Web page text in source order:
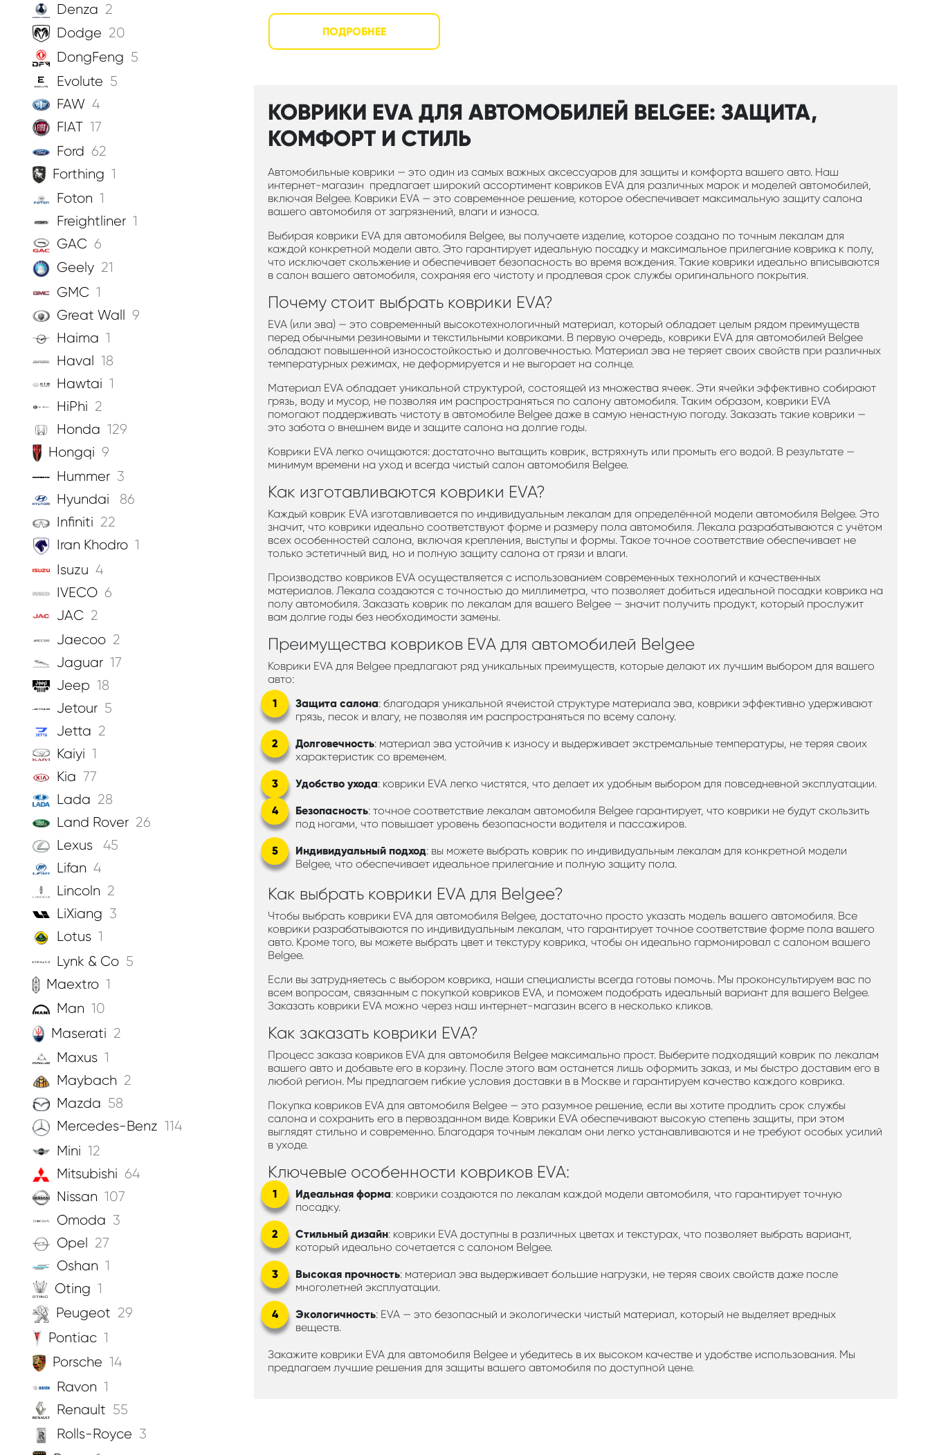
Denza 2
Dodge 20
DongFeng 5
Evolute 5
FAW 4
FIAT 17
Ford 62
Forthing 1
Foton 1
Freightliner 1
GAC 6
Geely 21
GMC 1
Great Wall 9
Haima 1
Haval 18
Hawtai 1
HiPhi 2
Honda 129
Hongqi 9
Hummer 3
Hyundai
86
Infiniti 22
Iran Khodro 1
Isuzu 4
IVECO 6
JAC 2
Jaecoo 2
Jaguar 17
Jeep 18
Jetour 5
Jetta 2
Kaiyi 1
Kia 77
Lada 28
Land Rover 26
Lexus
45
Lifan 4
Lincoln 2
LiXiang 3
Lotus 1
Lynk & Co 5
Maextro 1
Man 10
Maserati 2
Maxus 1
Maybach 2
Mazda 58
Mercedes-Benz 114
Mini 12
Mitsubishi 64
Nissan 107
Omoda 3
Opel 27
Oshan 1
Oting 1
Peugeot 29
Pontiac 1
Porsche 14
Ravon 1
Renault 55
Rolls-Royce 3
КОВРИКИ EVA ДЛЯ АВТОМОБИЛЕЙ BELGEE: ЗАЩИТА,
КОМФОРТ И СТИЛЬ
Автомобильные коврики — это один из самых важных аксессуаров для защиты и комфорта вашего авто. Наш
интернет-магазин предлагает широкий ассортимент ковриков EVA для различных марок и моделей автомобилей,
включая Belgee. Коврики EVA — это современное решение, которое обеспечивает максимальную защиту салона
вашего автомобиля от загрязнений, влаги и износа.
Выбирая коврики EVA для автомобиля Belgee, вы получаете изделие, которое создано по точным лекалам для
каждой конкретной модели авто. Это гарантирует идеальную посадку и максимальное прилегание коврика к полу,
что исключает скольжение и обеспечивает безопасность во время вождения. Такие коврики идеально вписываются
в салон вашего автомобиля, сохраняя его чистоту и продлевая срок службы оригинального покрытия.
Почему стоит выбрать коврики EVA?
EVA (или эва) — это современный высокотехнологичный материал, который обладает целым рядом преимуществ
перед обычными резиновыми и текстильными ковриками. В первую очередь, коврики EVA для автомобилей Belgee
обладают повышенной износостойкостью и долговечностью. Материал эва не теряет своих свойств при различных
температурных режимах, не деформируется и не выгорает на солнце.
Материал EVA обладает уникальной структурой, состоящей из множества ячеек. Эти ячейки эффективно собирают
грязь, воду и мусор, не позволяя им распространяться по салону автомобиля. Таким образом, коврики EVA
помогают поддерживать чистоту в автомобиле Belgee даже в самую ненастную погоду. Заказать такие коврики —
это забота о внешнем виде и защите салона на долгие годы.
Коврики EVA легко очищаются: достаточно вытащить коврик, встряхнуть или промыть его водой. В результате —
минимум времени на уход и всегда чистый салон автомобиля Belgee.
Как изготавливаются коврики EVA?
Каждый коврик EVA изготавливается по индивидуальным лекалам для определённой модели автомобиля Belgee. Это
значит, что коврики идеально соответствуют форме и размеру пола автомобиля. Лекала разрабатываются с учётом
всех особенностей салона, включая крепления, выступы и формы. Такое точное соответствие обеспечивает не
только эстетичный вид, но и полную защиту салона от грязи и влаги.
Производство ковриков EVA осуществляется с использованием современных технологий и качественных
материалов. Лекала создаются с точностью до миллиметра, что позволяет добиться идеальной посадки коврика на
полу автомобиля. Заказать коврик по лекалам для вашего Belgee — значит получить продукт, который прослужит
вам долгие годы без необходимости замены.
Преимущества ковриков EVA для автомобилей Belgee
Коврики EVA для Belgee предлагают ряд уникальных преимуществ, которые делают их лучшим выбором для вашего
авто:
Защита салона: благодаря уникальной ячеистой структуре материала эва, коврики эффективно удерживают
грязь, песок и влагу, не позволяя им распространяться по всему салону.
Долговечность: материал эва устойчив к износу и выдерживает экстремальные температуры, не теряя своих
характеристик со временем.
Удобство ухода: коврики EVA легко чистятся, что делает их удобным выбором для повседневной эксплуатации.
Безопасность: точное соответствие лекалам автомобиля Belgee гарантирует, что коврики не будут скользить
под ногами, что повышает уровень безопасности водителя и пассажиров.
Индивидуальный подход: вы можете выбрать коврик по индивидуальным лекалам для конкретной модели
Belgee, что обеспечивает идеальное прилегание и полную защиту пола.
Как выбрать коврики EVA для Belgee?
Чтобы выбрать коврики EVA для автомобиля Belgee, достаточно просто указать модель вашего автомобиля. Все
коврики разрабатываются по индивидуальным лекалам, что гарантирует точное соответствие форме пола вашего
авто. Кроме того, вы можете выбрать цвет и текстуру коврика, чтобы он идеально гармонировал с салоном вашего
Belgee.
Если вы затрудняетесь с выбором коврика, наши специалисты всегда готовы помочь. Мы проконсультируем вас по
всем вопросам, связанным с покупкой ковриков EVA, и поможем подобрать идеальный вариант для вашего Belgee.
Заказать коврики EVA можно через наш интернет-магазин всего в несколько кликов.
Как заказать коврики EVA?
Процесс заказа ковриков EVA для автомобиля Belgee максимально прост. Выберите подходящий коврик по лекалам
вашего авто и добавьте его в корзину. После этого вам останется лишь оформить заказ, и мы быстро доставим его в
любой регион. Мы предлагаем гибкие условия доставки в в Москве и гарантируем качество каждого коврика.
Покупка ковриков EVA для автомобиля Belgee — это разумное решение, если вы хотите продлить срок службы
салона и сохранить его в первозданном виде. Коврики EVA обеспечивают высокую степень защиты, при этом
выглядят стильно и современно. Благодаря точным лекалам они легко устанавливаются и не требуют особых усилий
в уходе.
Ключевые особенности ковриков EVA:
Идеальная форма: коврики создаются по лекалам каждой модели автомобиля, что гарантирует точную
посадку.
Стильный дизайн: коврики EVA доступны в различных цветах и текстурах, что позволяет выбрать вариант,
который идеально сочетается с салоном Belgee.
Высокая прочность: материал эва выдерживает большие нагрузки, не теряя своих свойств даже после
многолетней эксплуатации.
Экологичность: EVA — это безопасный и экологически чистый материал, который не выделяет вредных
веществ.
Закажите коврики EVA для автомобиля Belgee и убедитесь в их высоком качестве и удобстве использования. Мы
предлагаем лучшие решения для защиты вашего автомобиля по доступной цене.